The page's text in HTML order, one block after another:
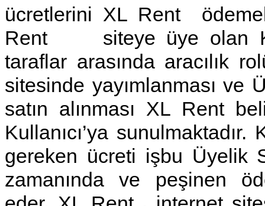
ücretlerini XL Rent
Rent siteye üye olan
taraflar arasında aracılık
sitesinde yayımlanması ve
satın alınması XL Rent
Kullanıcı’ya
gereken ücreti işbu Üyelik
zamanında ve peşinen